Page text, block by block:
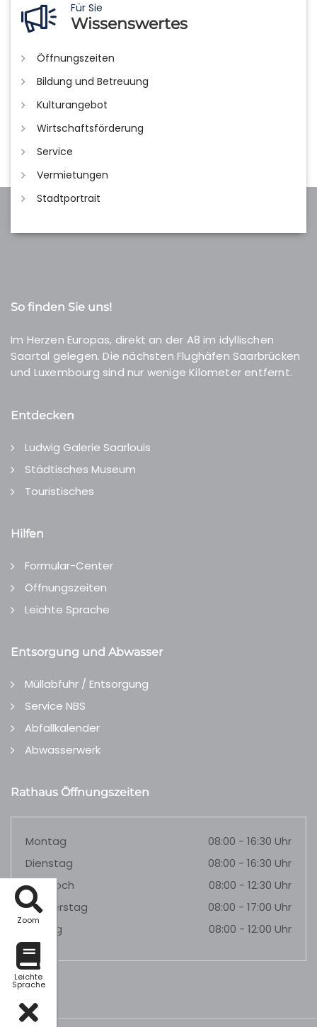
Zoom
Leichte
Sprache
Für Sie
Wissenswertes
Öffnungszeiten
Bildung und Betreuung
Kulturangebot
Wirtschaftsförderung
Service
Vermietungen
Stadtportrait
So finden Sie uns!
Im Herzen Europas, direkt an der A8 im idyllischen
Saartal gelegen. Die nächsten Flughäfen Saarbrücken
und Luxembourg sind nur wenige Kilometer entfernt.
Entdecken
Ludwig Galerie Saarlouis
Städtisches Museum
Touristisches
Hilfen
Formular-Center
Öffnungszeiten
Leichte Sprache
Entsorgung und Abwasser
Müllabfuhr / Entsorgung
Service NBS
Abfallkalender
Abwasserwerk
Rathaus Öffnungszeiten
Montag
08:00 - 16:30 Uhr
Dienstag
08:00 - 16:30 Uhr
Mittwoch
08:00 - 12:30 Uhr
Donnerstag
08:00 - 17:00 Uhr
Freitag
08:00 - 12:00 Uhr